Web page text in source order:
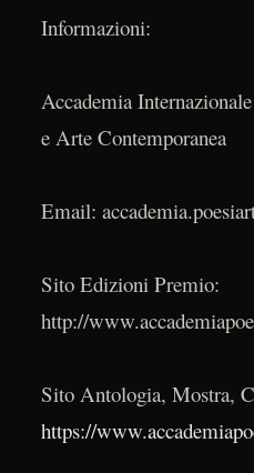
Informazioni:
Accademia
e Arte Contemporanea
Email:
Sito Edizioni Premio:
http://
Sito Antologia, Mostra,
https://